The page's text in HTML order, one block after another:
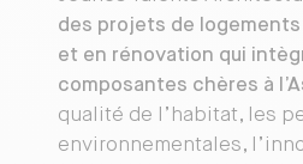
des projets de
et en rénovation qui
composantes chères à
qualité de l’habitat, les
environnementales,